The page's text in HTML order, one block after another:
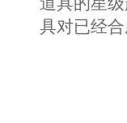
具对已经